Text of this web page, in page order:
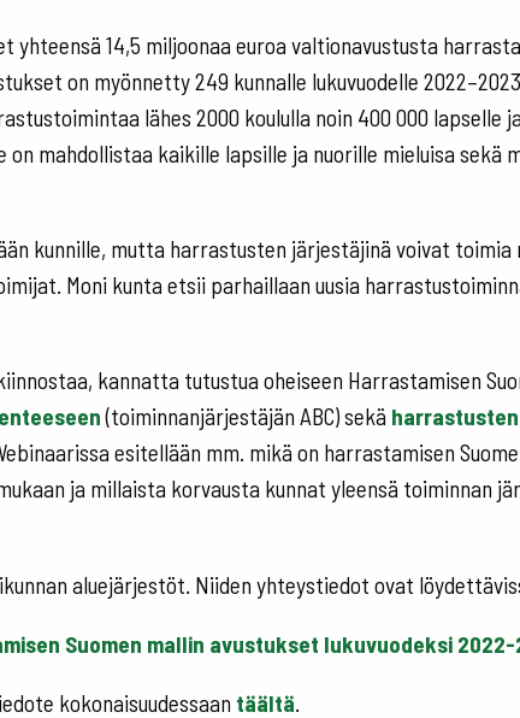
14,5 miljoonaa euroa valtionavustusta
on myönnetty 249 kunnalle lukuvuodelle
lähes 2000 koululla noin 400 000 lapselle
mahdollistaa kaikille lapsille ja nuorille mieluisa sekä
kunnille, mutta harrastusten järjestäjinä voivat toimia
Moni kunta etsii parhaillaan uusia
kannatta tutustua oheiseen Harrastamisen
(toiminnanjärjestäjän ABC) sekä harrastusten
esitellään mm. mikä on harrastamisen
ja millaista korvausta kunnat yleensä toiminnan
aluejärjestöt. Niiden yhteystiedot ovat
Suomen mallin avustukset lukuvuodeksi 2022-
kokonaisuudessaan täältä.